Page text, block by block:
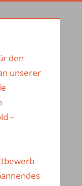
den
unserer
–